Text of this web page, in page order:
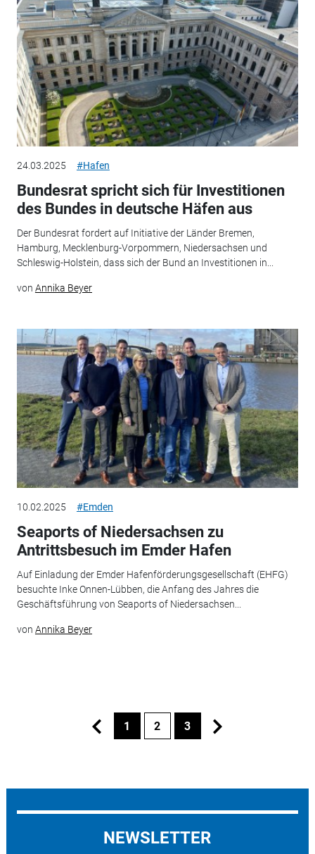
24.03.2025 #Hafen
Bundesrat spricht sich für Investitionen
des Bundes in deutsche Häfen aus
Der Bundesrat fordert auf Initiative der Länder Bremen,
Hamburg, Mecklenburg-Vorpommern, Niedersachsen und
Schleswig-Holstein, dass sich der Bund an Investitionen in...
von Annika Beyer
10.02.2025 #Emden
Seaports of Niedersachsen zu
Antrittsbesuch im Emder Hafen
Auf Einladung der Emder Hafenförderungsgesellschaft (EHFG)
besuchte Inke Onnen-Lübben, die Anfang des Jahres die
Geschäftsführung von Seaports of Niedersachsen...
von Annika Beyer
1 2 3
NEWSLETTER